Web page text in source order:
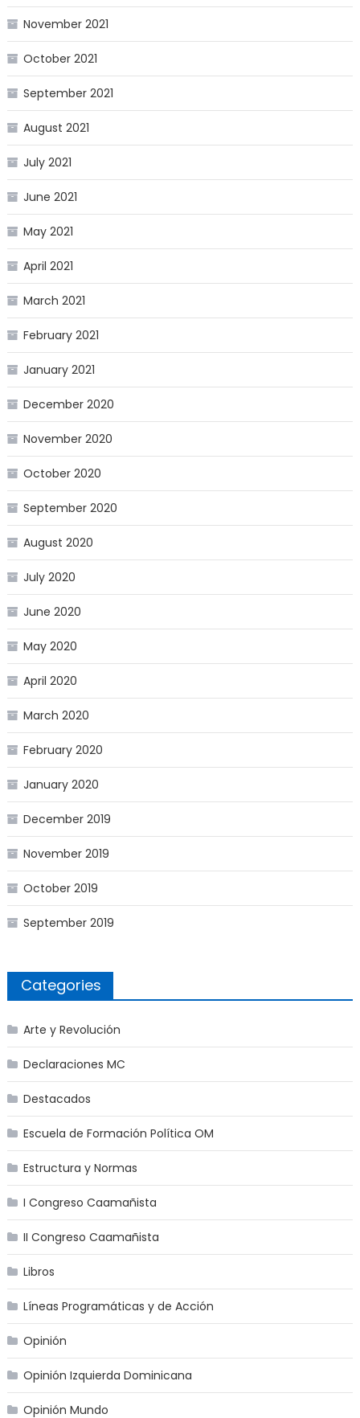
November 2021
October 2021
September 2021
August 2021
July 2021
June 2021
May 2021
April 2021
March 2021
February 2021
January 2021
December 2020
November 2020
October 2020
September 2020
August 2020
July 2020
June 2020
May 2020
April 2020
March 2020
February 2020
January 2020
December 2019
November 2019
October 2019
September 2019
Categories
Arte y Revolución
Declaraciones MC
Destacados
Escuela de Formación Política OM
Estructura y Normas
I Congreso Caamañista
II Congreso Caamañista
Libros
Líneas Programáticas y de Acción
Opinión
Opinión Izquierda Dominicana
Opinión Mundo